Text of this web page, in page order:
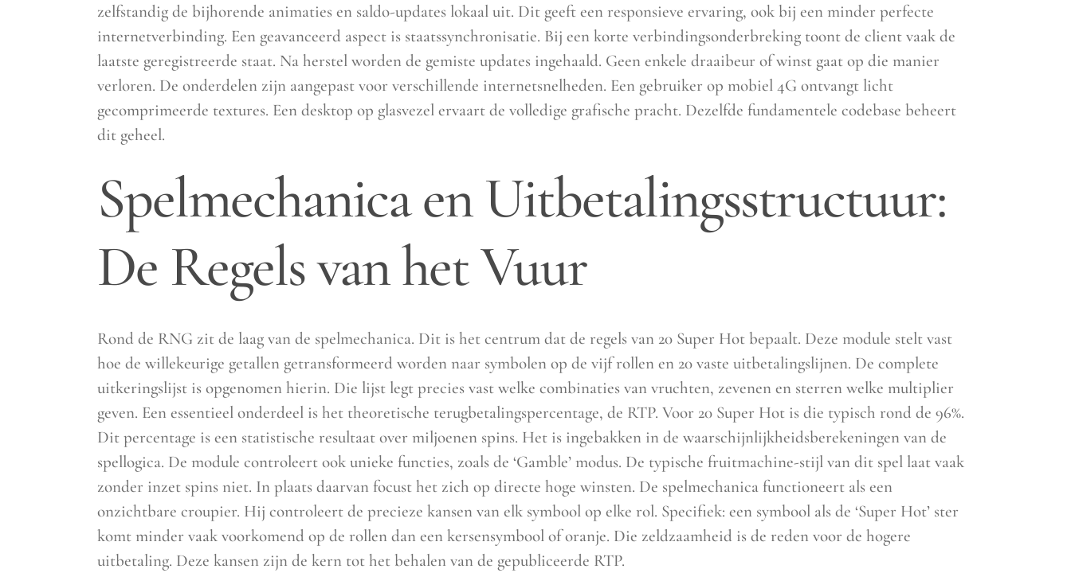
zelfstandig de bijhorende animaties en saldo-updates lokaal uit. Dit geeft een responsieve ervaring, ook bij een minder perfecte
internetverbinding. Een geavanceerd aspect is staatssynchronisatie. Bij een korte verbindingsonderbreking toont de client vaak de
laatste geregistreerde staat. Na herstel worden de gemiste updates ingehaald. Geen enkele draaibeur of winst gaat op die manier
verloren. De onderdelen zijn aangepast voor verschillende internetsnelheden. Een gebruiker op mobiel 4G ontvangt licht
gecomprimeerde textures. Een desktop op glasvezel ervaart de volledige grafische pracht. Dezelfde fundamentele codebase beheert
dit geheel.
Spelmechanica en Uitbetalingsstructuur:
De Regels van het Vuur
Rond de RNG zit de laag van de spelmechanica. Dit is het centrum dat de regels van 20 Super Hot bepaalt. Deze module stelt vast
hoe de willekeurige getallen getransformeerd worden naar symbolen op de vijf rollen en 20 vaste uitbetalingslijnen. De complete
uitkeringslijst is opgenomen hierin. Die lijst legt precies vast welke combinaties van vruchten, zevenen en sterren welke multiplier
geven. Een essentieel onderdeel is het theoretische terugbetalingspercentage, de RTP. Voor 20 Super Hot is die typisch rond de 96%.
Dit percentage is een statistische resultaat over miljoenen spins. Het is ingebakken in de waarschijnlijkheidsberekeningen van de
spellogica. De module controleert ook unieke functies, zoals de ‘Gamble’ modus. De typische fruitmachine-stijl van dit spel laat vaak
zonder inzet spins niet. In plaats daarvan focust het zich op directe hoge winsten. De spelmechanica functioneert als een
onzichtbare croupier. Hij controleert de precieze kansen van elk symbool op elke rol. Specifiek: een symbool als de ‘Super Hot’ ster
komt minder vaak voorkomend op de rollen dan een kersensymbool of oranje. Die zeldzaamheid is de reden voor de hogere
uitbetaling. Deze kansen zijn de kern tot het behalen van de gepubliceerde RTP.